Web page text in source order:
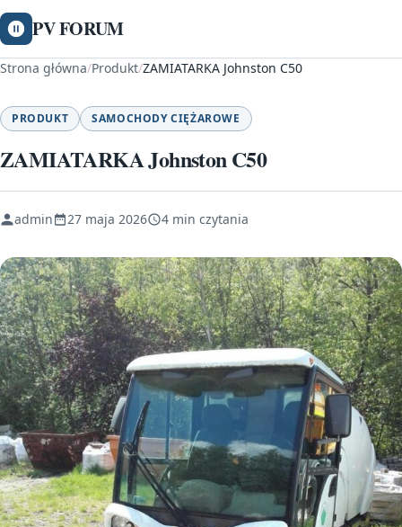
PV FORUM
Strona główna/Produkt/ZAMIATARKA Johnston C50
PRODUKT SAMOCHODY CIĘŻAROWE
ZAMIATARKA Johnston C50
admin 27 maja 2026 4 min czytania